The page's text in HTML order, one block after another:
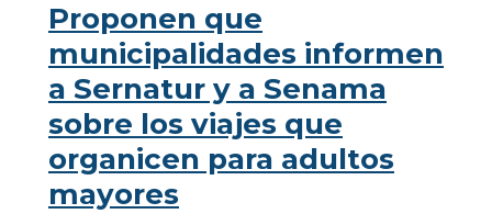
Proponen que
municipalidades informen
a Sernatur y a Senama
sobre los viajes que
organicen para adultos
mayores